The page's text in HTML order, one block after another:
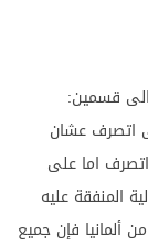
عالجت المشكلة من
وقائمة
على إحتياطيات
قسمين:
اتصرف عشان
اما على
المنفقة عليه
ألمانيا فإن جميع